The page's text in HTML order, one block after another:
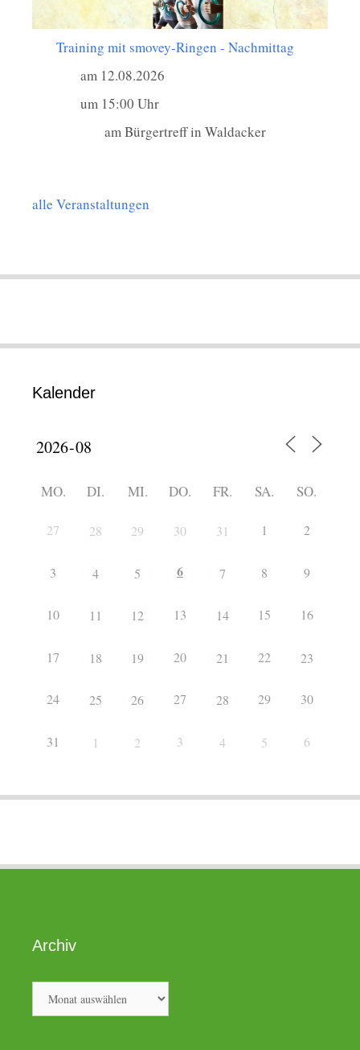
Training mit smovey-Ringen - Nachmittag
am 12.08.2026
um 15:00 Uhr
am Bürgertreff in Waldacker
alle Veranstaltungen
Kalender
MO. DI. MI. DO. FR. SA. SO.
27 28 29 30 31 1 2
3 4 5 6 7 8 9
10 11 12 13 14 15 16
17 18 19 20 21 22 23
24 25 26 27 28 29 30
31 1 2 3 4 5 6
Archiv
Archiv